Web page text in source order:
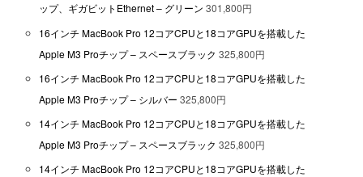
ップ、ギガビットEthernet – グリーン 301,800円
16インチ MacBook Pro 12コアCPUと18コアGPUを搭載した
Apple M3 Proチップ – スペースブラック 325,800円
16インチ MacBook Pro 12コアCPUと18コアGPUを搭載した
Apple M3 Proチップ – シルバー 325,800円
14インチ MacBook Pro 12コアCPUと18コアGPUを搭載した
Apple M3 Proチップ – スペースブラック 325,800円
14インチ MacBook Pro 12コアCPUと18コアGPUを搭載した